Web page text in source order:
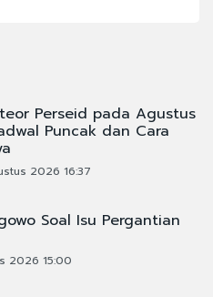
Perseid pada Agustus
Puncak dan Cara
2026 16:37
Soal Isu Pergantian
2026 15:00